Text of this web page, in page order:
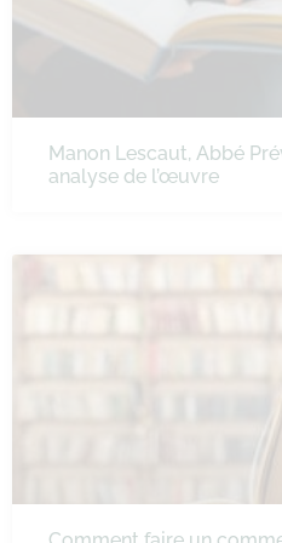
Manon Lescaut, Abbé
analyse de l’œuvre